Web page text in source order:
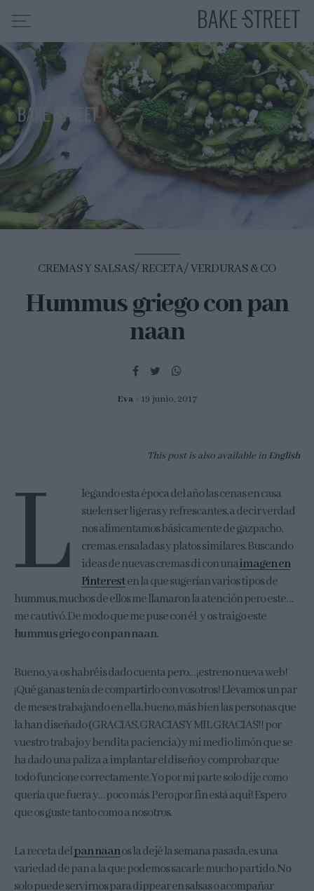
HOME
INDICE DE RECETAS
COLABORO CON
SOBRE MÍ
MIS CURSOS
ES
CREMAS Y SALSAS RECETA VERDURAS & CO
Hummus griego con pan
naan
Eva 19 junio, 2017
This post is also available in English
L
legando esta época del año las cenas en casa
suelen ser ligeras y refrescantes, a decir verdad
nos alimentamos básicamente de gazpacho,
cremas, ensaladas y platos similares. Buscando
ideas de nuevas cremas di con unaimagen en
Pinteresten la que sugerían varios tipos de
hummus, muchos de ellos me llamaron la atención pero este…
me cautivó. De modo que me puse con él y os traigo este
hummus griego con pan naan.
Bueno, ya os habréis dado cuenta pero… ¡estreno nueva web!
¡Qué ganas tenía de compartirlo con vosotros! Llevamos un par
de meses trabajando en ella, bueno, más bien las personas que
la han diseñado (GRACIAS, GRACIAS Y MIL GRACIAS!! por
vuestro trabajo y bendita paciencia) y mi medio limón que se
ha dado una paliza a implantar el diseño y comprobar que
todo funcione correctamente. Yo por mi parte solo dije como
quería que fuera y… poco más. Pero ¡por fin está aquí! Espero
que os guste tanto como a nosotros.
La receta delpan naanos la dejé la semana pasada, es una
variedad de pan a la que podemos sacarle mucho partido. No
solo puede servirnos para dippear en salsas o acompañar